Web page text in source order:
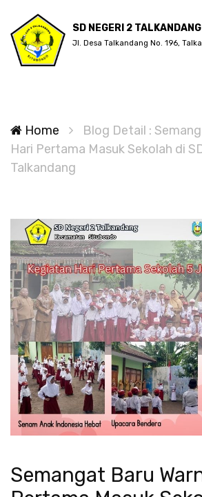
SD NEGERI 2 TALKANDANG
Jl. Desa Talkandang No. 196,
Home
Blog Detail :
Hari Pertama Masuk Sekolah di
Talkandang
Semangat Baru